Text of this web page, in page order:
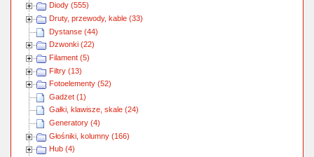
Diody (555)
Druty, przewody, kable (33)
Dystanse (44)
Dzwonki (22)
Filament (5)
Filtry (13)
Fotoelementy (52)
Gadżet (1)
Gałki, klawisze, skale (24)
Generatory (4)
Głośniki, kolumny (166)
Hub (4)